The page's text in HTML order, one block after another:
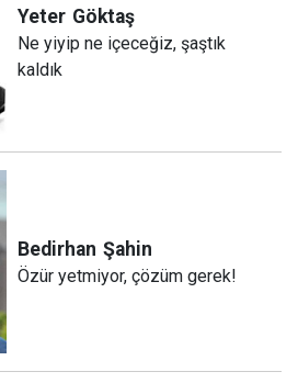
Yeter Göktaş
Ne yiyip ne içeceğiz, şaştık
kaldık
Bedirhan Şahin
Özür yetmiyor, çözüm gerek!